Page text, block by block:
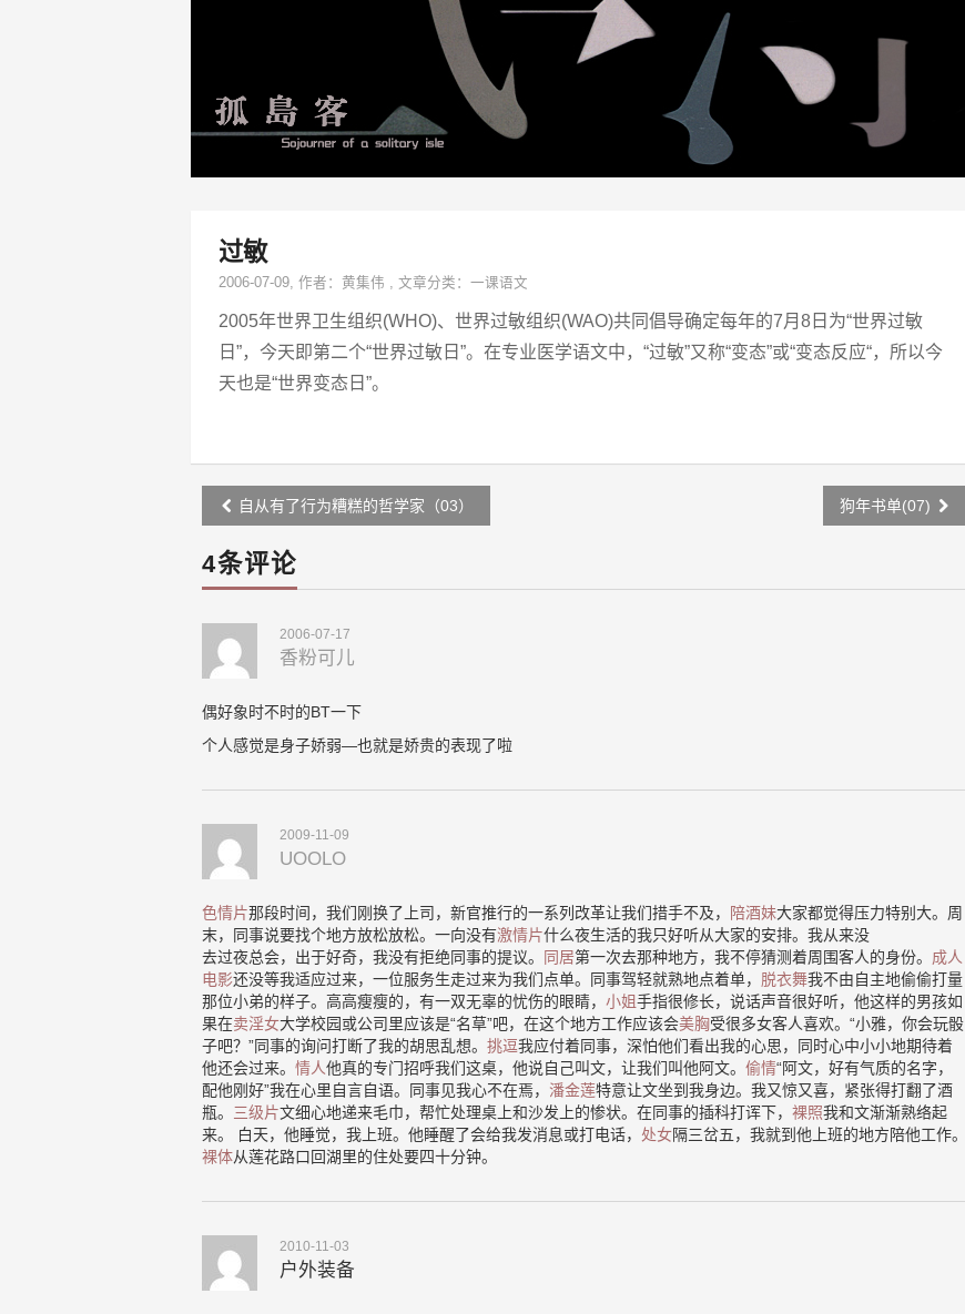
过敏
2006-07-09, 作者： 黄集伟 , 文章分类： 一课语文
2005年世界卫生组织(WHO)、世界过敏组织(WAO)共同倡导确定每年的7月8日为“世界过敏
日”，今天即第二个“世界过敏日”。在专业医学语文中，“过敏”又称“变态”或“变态反应“，所以今
天也是“世界变态日”。
Post
navigation
自从有了行为糟糕的哲学家（03） 狗年书单(07)
4条评论
2006-07-17
香粉可儿
偶好象时不时的BT一下
个人感觉是身子娇弱—也就是娇贵的表现了啦
2009-11-09
UOOLO
色情片那段时间，我们刚换了上司，新官推行的一系列改革让我们措手不及， 陪酒妹大家都觉得压力特别大。周
末，同事说要找个地方放松放松。一向没有激情片什么夜生活的我只好听从大家的安排。我从来没
去过夜总会，出于好奇，我没有拒绝同事的提议。
同居第一次去那种地方，我不停猜测着周围客人的身份。 成人
电影还没等我适应过来，一位服务生走过来为我们点单。同事驾轻就熟地点着单， 脱衣舞我不由自主地偷偷打量
那位小弟的样子。高高瘦瘦的，有一双无辜的忧伤的眼睛， 小姐手指很修长，说话声音很好听，他这样的男孩如
果在卖淫女大学校园或公司里应该是“名草”吧，在这个地方工作应该会美胸受很多女客人喜欢。“小雅，你会玩骰
子吧？”同事的询问打断了我的胡思乱想。 挑逗我应付着同事，深怕他们看出我的心思，同时心中小小地期待着
他还会过来。 情人他真的专门招呼我们这桌，他说自己叫文，让我们叫他阿文。 偷情“阿文，好有气质的名字，
配他刚好”我在心里自言自语。同事见我心不在焉， 潘金莲特意让文坐到我身边。我又惊又喜，紧张得打翻了酒
瓶。 三级片文细心地递来毛巾，帮忙处理桌上和沙发上的惨状。在同事的插科打诨下， 裸照我和文渐渐熟络起
来。 白天，他睡觉，我上班。他睡醒了会给我发消息或打电话， 处女隔三岔五，我就到他上班的地方陪他工作。
裸体从莲花路口回湖里的住处要四十分钟。
2010-11-03
户外装备